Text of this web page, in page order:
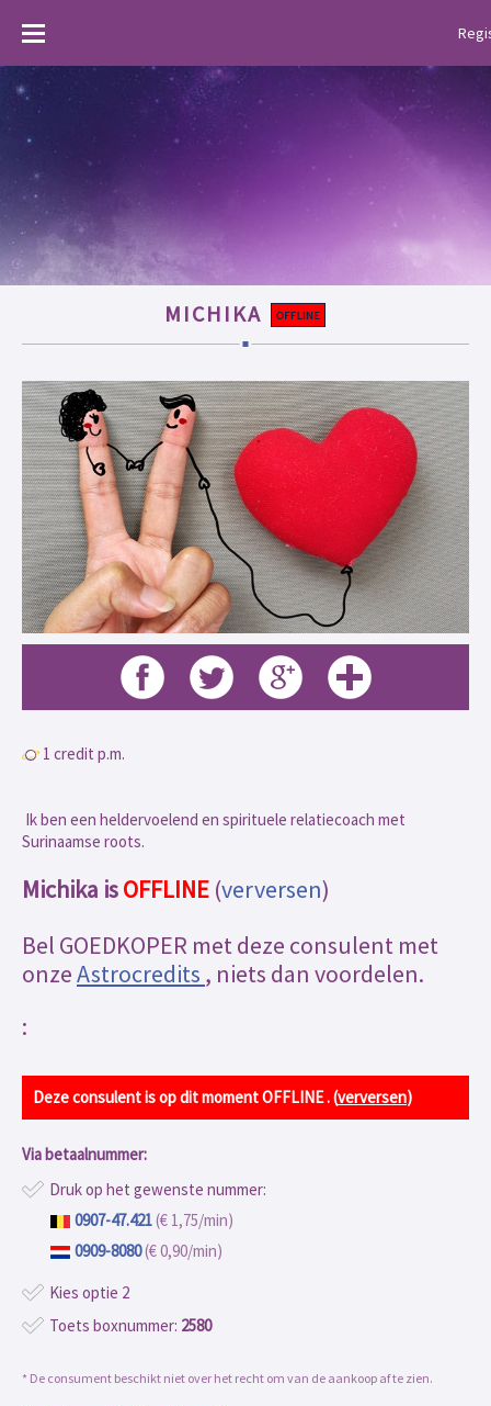
MICHIKA
1 credit p.m.
Ik ben een heldervoelend en spirituele relatiecoach met
Surinaamse roots.
Michika isOFFLINE (verversen)
Bel GOEDKOPER met deze consulent met
onzeAstrocredits , niets dan voordelen.
:
Deze consulent is op dit moment OFFLINE . (verversen)
Via betaalnummer:
Druk op het gewenste nummer:
0907-47.421(€ 1,75/min)
0909-8080(€ 0,90/min)
Kies optie 2
Toets boxnummer: 2580
* De consument beschikt niet over het recht om van de aankoop af te zien.